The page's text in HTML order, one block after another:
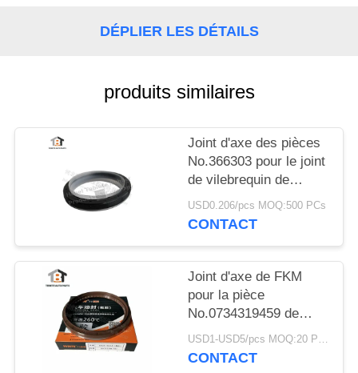
DÉPLIER LES DÉTAILS
produits similaires
Joint d'axe des pièces
No.366303 pour le joint
de vilebrequin de
pièces de camion de
SCANIA NBR+PTFE
USD0.206/pcs MOQ:500 PCs
CONTACT
Joint d'axe de FKM
pour la pièce
No.0734319459 de
camion de /VOLVO
/MAN /DAF /IVECO de
USD1-USD5/pcs MOQ:20 PCs
CONTACT